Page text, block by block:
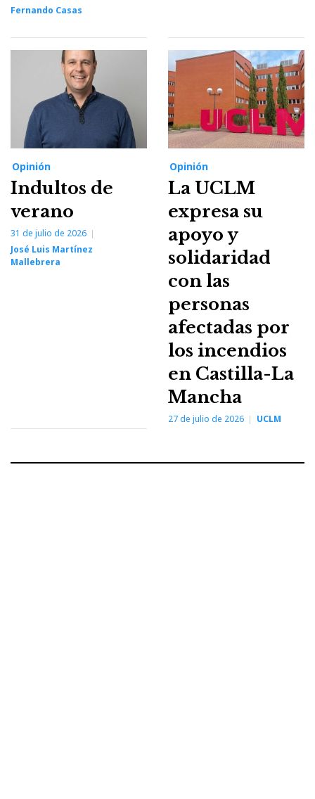
Fernando Casas
Opinión
Indultos de
verano
31 de julio de 2026
José Luis Martínez
Mallebrera
Opinión
La UCLM
expresa su
apoyo y
solidaridad
con las
personas
afectadas por
los incendios
en Castilla-La
Mancha
27 de julio de 2026 UCLM